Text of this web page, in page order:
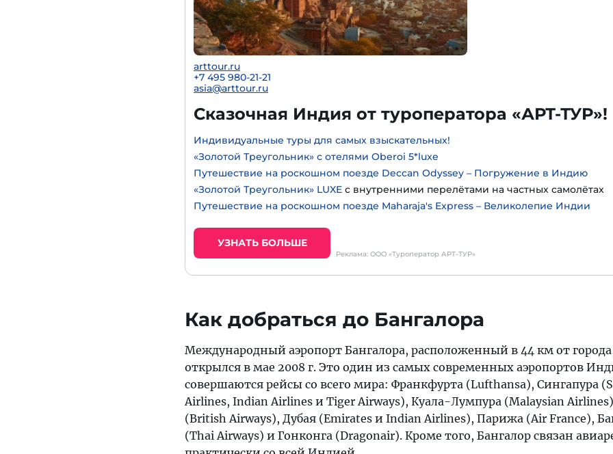
arttour.ru
+7 495 980-21-21
asia@arttour.ru
Сказочная Индия от туроператора «АРТ-ТУР»!
Индивидуальные туры для самых взыскательных!
«Золотой Треугольник» с отелями Oberoi 5*luxe
Путешествие на роскошном поезде Deccan Odyssey – Погружение в Индию
«Золотой Треугольник» LUXE с внутренними перелётами на частных самолётах
Путешествие на роскошном поезде Maharaja's Express – Великолепие Индии
УЗНАТЬ БОЛЬШЕ
Реклама: ООО «Туроператор АРТ-ТУР»
Как добраться до Бангалора
Международный аэропорт Бангалора, расположенный в 44 км от
открылся в мае 2008 г. Это один из самых современных аэропортов
совершаются рейсы со всего мира: Франкфурта (Lufthansa), Сингапура
Airlines, Indian Airlines и Tiger Airways), Куала-Лумпура (Malaysian
(British Airways), Дубая (Emirates и Indian Airlines), Парижа (Air France),
(Thai Airways) и Гонконга (Dragonair). Кроме того, Бангалор связан